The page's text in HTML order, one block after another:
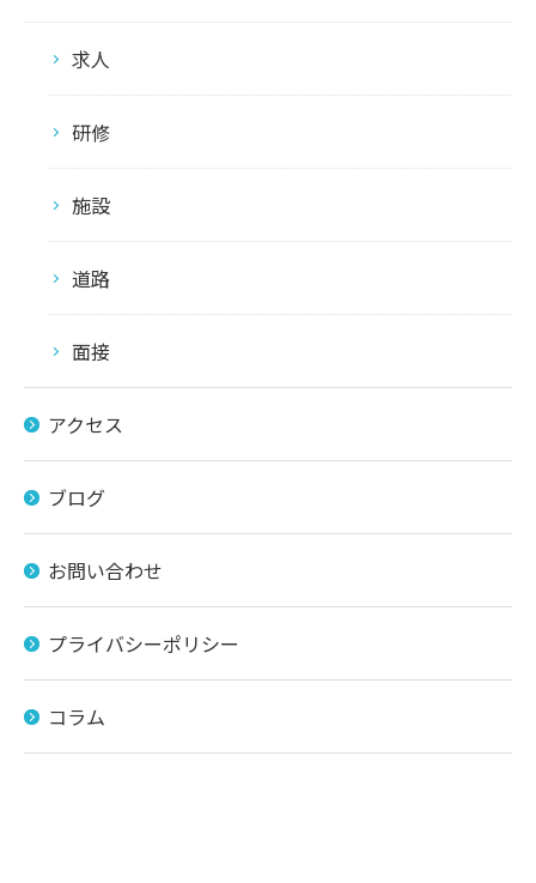
求人
研修
施設
道路
面接
アクセス
ブログ
お問い合わせ
プライバシーポリシー
コラム